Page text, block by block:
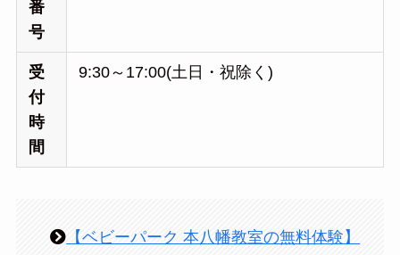
番
号
受
付
時
間
9:30～17:00(土日・祝除く)
【ベビーパーク 本八幡教室の無料体験】